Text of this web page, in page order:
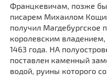
Францкевичам, позже
писарем Михаилом
получил Магдебургское
королевским
1463 года. НА
поставлен каменный
водой, руины которого